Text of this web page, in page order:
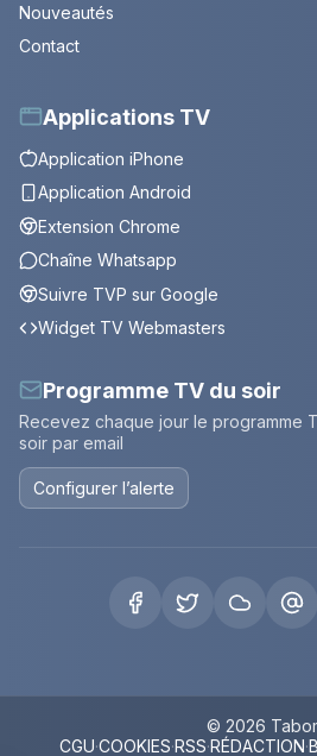
Nouveautés
Contact
Applications TV
Application iPhone
Application Android
Extension Chrome
Chaîne Whatsapp
Suivre TVP sur Google
Widget TV Webmasters
Programme TV du soir
Recevez chaque jour le programme
soir par email
Configurer l’alerte
© 2026
CGU·COOKIES·RSS·RÉDACTION·